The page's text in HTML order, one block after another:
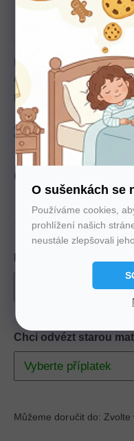
O sušenkách se
Používáme cookies,
prohlížení našich
neustále zlepšovali
Autorizovaný
záruka. Záruční
Chci odvézt starou
Můžeme doručit do: Zvolte
Přírodní matrace z pěny
olivovým olejem.
podpora zdravého,
4-5
Tuhost
22 cm
Výška